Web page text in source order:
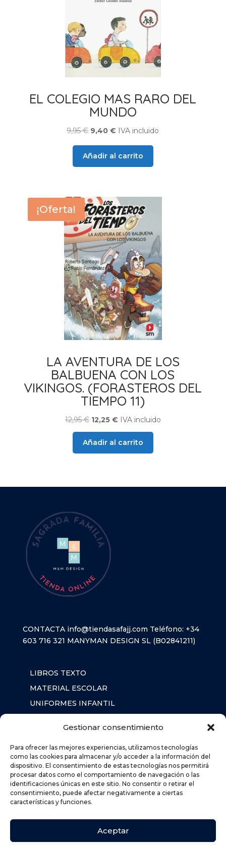
Gestionar consentimiento
Para ofrecer las mejores experiencias, utilizamos tecnologías
como las cookies para almacenar y/o acceder a la información del
dispositivo. El consentimiento de estas tecnologías nos permitirá
procesar datos como el comportamiento de navegación o las
identificaciones únicas en este sitio. No consentir o retirar el
consentimiento, puede afectar negativamente a ciertas
características y funciones.
Aceptar
EL COLEGIO MAS RARO DEL
MUNDO
9,95€ El
original
era:
9,40€ El
actual
es:
IVA incluido
Añadir al carrito
¡Oferta!
LA AVENTURA DE LOS
BALBUENA CON LOS
VIKINGOS. (FORASTEROS DEL
TIEMPO 11)
12,95€ El
precio
original
era:
12,25 €El
precio
actual
es:
IVA incluido
Añadir al carrito
CONTACTA info@tiendasafajj.com Teléfono: +34
603 716 321 MANYMAN DESIGN SL (B02841211)
LIBROS TEXTO
MATERIAL ESCOLAR
UNIFORMES INFANTIL
AVISO LEGAL
POLÍTICA DE PRIVACIDAD
POLÍTICA DE COOKIES (UE)
POLÍTICA DE ENVÍOS